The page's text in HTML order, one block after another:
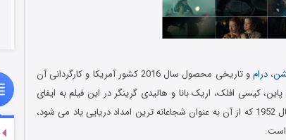
،درام
و تاریخی محصول سال 2016 کشور آمریکا و کارگردانی آن
کیسی افلک، اریک بانا و هالیدی گرینگر در این فیلم به ایفای
نقش پرداخته اند. این فیلم بر اساس رویدادی واقعی در سال 1952 که از آن به عنوان شجاعانه ترین امداد دریایی یاد می شود،